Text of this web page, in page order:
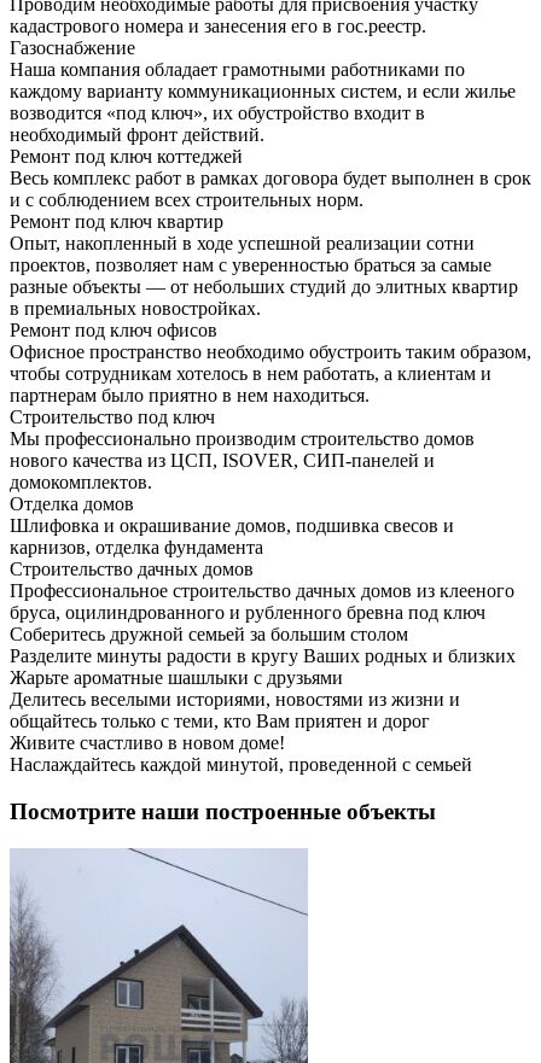
Проводим необходимые работы для присвоения участку
кадастрового номера и занесения его в гос.реестр.
Газоснабжение
Наша компания обладает грамотными работниками по
каждому варианту коммуникационных систем, и если жилье
возводится «под ключ», их обустройство входит в
необходимый фронт действий.
Ремонт под ключ коттеджей
Весь комплекс работ в рамках договора будет выполнен в срок
и с соблюдением всех строительных норм.
Ремонт под ключ квартир
Опыт, накопленный в ходе успешной реализации сотни
проектов, позволяет нам с уверенностью браться за самые
разные объекты — от небольших студий до элитных квартир
в премиальных новостройках.
Ремонт под ключ офисов
Офисное пространство необходимо обустроить таким образом,
чтобы сотрудникам хотелось в нем работать, а клиентам и
партнерам было приятно в нем находиться.
Строительство под ключ
Мы профессионально производим строительство домов
нового качества из ЦСП, ISOVER, СИП-панелей и
домокомплектов.
Отделка домов
Шлифовка и окрашивание домов, подшивка свесов и
карнизов, отделка фундамента
Строительство дачных домов
Профессиональное строительство дачных домов из клееного
бруса, оцилиндрованного и рубленного бревна под ключ
Соберитесь дружной семьей за большим столом
Разделите минуты радости в кругу Ваших родных и близких
Жарьте ароматные шашлыки с друзьями
Делитесь веселыми историями, новостями из жизни и
общайтесь только с теми, кто Вам приятен и дорог
Живите счастливо в новом доме!
Наслаждайтесь каждой минутой, проведенной с семьей
Посмотрите наши построенные объекты